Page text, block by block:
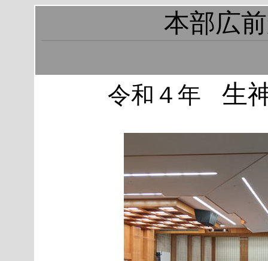
本部広
令和４年 生